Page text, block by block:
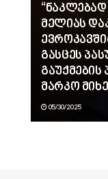
მელიას
გასცეს
მარკო
05/30/2025